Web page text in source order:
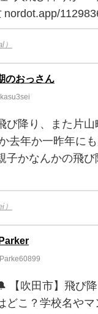
nordot.app/
のおっさん
び降り、また片山
去年か一昨年に
子かなんかの飛び
【吹田市】飛び
どこ？学校名やマ